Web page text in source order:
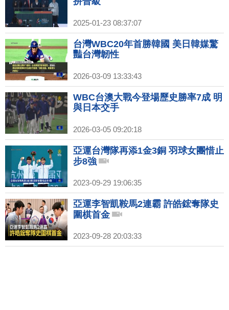
2025-01-23 08:37:07
台灣WBC20年首勝韓國 美日韓媒驚
豔台灣韌性
2026-03-09 13:33:43
WBC台澳大戰今登場歷史勝率7成 明
與日本交手
2026-03-05 09:20:18
亞運台灣隊再添1金3銅 羽球女團惜止
步8強
2023-09-29 19:06:35
亞運李智凱鞍馬2連霸 許皓鋐奪隊史
圍棋首金
2023-09-28 20:03:33